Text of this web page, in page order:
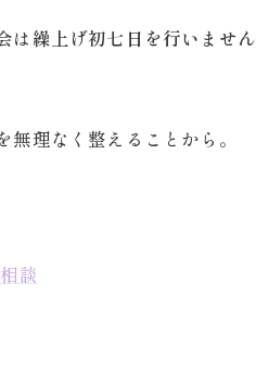
は繰上げ初七日を行いません
無理なく整えることから。
談